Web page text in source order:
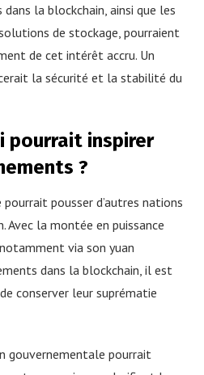
la blockchain, ainsi que les
de stockage, pourraient
de cet intérêt accru. Un
la sécurité et la stabilité du
pourrait inspirer
?
pousser d’autres nations
Avec la montée en puissance
via son yuan
dans la blockchain, il est
conserver leur suprématie
gouvernementale pourrait